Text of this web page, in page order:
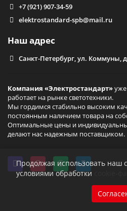
Клиенты из Санкт-Петербурга и
оформить заказ, связавшись с
доставку по удобному адресу.
+7 (921) 907-34-59
elektrostandard-spb@mail.ru
Наш адрес
Санкт-Петербург, ул. Коммуны,
Компания «Электростандарт»
работает на рынке светотехники.
Мы гордимся стабильно высоким
постоянным наличием товара на
Оптимальные цены и
делают нас надежным поставщиком.
Продолжая использовать наш
условиями обработки